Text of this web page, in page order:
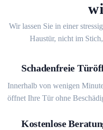
Wir lassen Sie in einer
Haustür, nicht im
Schadenfreie
Innerhalb von wenigen
öffnet Ihre Tür ohne
Kostenlose